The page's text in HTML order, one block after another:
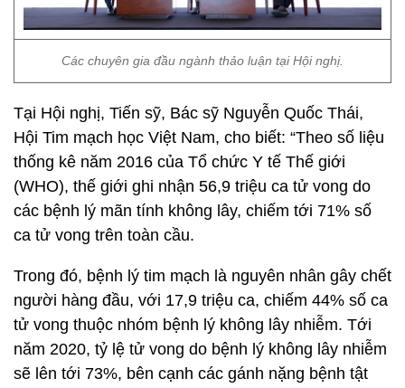
Các chuyên gia đầu ngành thảo luận tại Hội nghị.
Tại Hội nghị, Tiến sỹ, Bác sỹ Nguyễn Quốc Thái,
Hội Tim mạch học Việt Nam, cho biết: “Theo số liệu
thống kê năm 2016 của Tổ chức Y tế Thế giới
(WHO), thế giới ghi nhận 56,9 triệu ca tử vong do
các bệnh lý mãn tính không lây, chiếm tới 71% số
ca tử vong trên toàn cầu.
Trong đó, bệnh lý tim mạch là nguyên nhân gây chết
người hàng đầu, với 17,9 triệu ca, chiếm 44% số ca
tử vong thuộc nhóm bệnh lý không lây nhiễm. Tới
năm 2020, tỷ lệ tử vong do bệnh lý không lây nhiễm
sẽ lên tới 73%, bên cạnh các gánh nặng bệnh tật